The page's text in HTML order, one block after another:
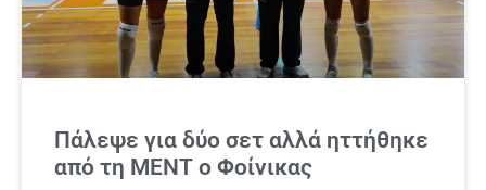
Πάλεψε για δύο σετ αλλά ηττήθηκε
από τη ΜΕΝΤ ο Φοίνικας